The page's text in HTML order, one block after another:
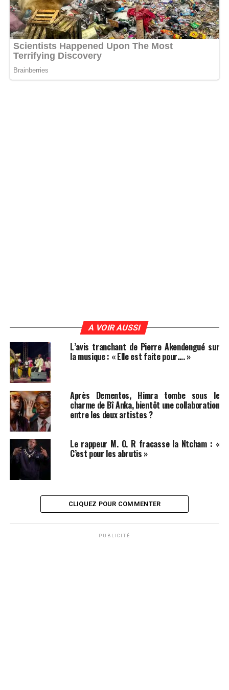
A VOIR AUSSI
L’avis tranchant de Pierre Akendengué sur
la musique : « Elle est faite pour…. »
Après Dementos, Himra tombe sous le
charme de Bî Anka, bientôt une collaboration
entre les deux artistes ?
Le rappeur M. O. R fracasse la Ntcham : «
C’est pour les abrutis »
CLIQUEZ POUR COMMENTER
PUBLICITÉ